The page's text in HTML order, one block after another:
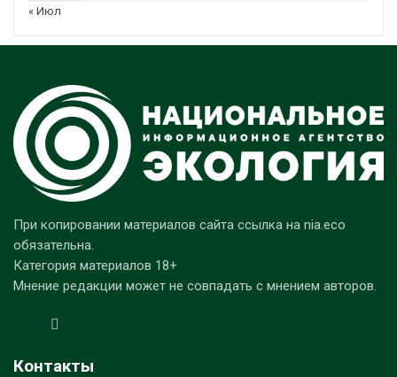
« Июл
При копировании материалов сайта ссылка на nia.eco
обязательна.
Категория материалов 18+
Мнение редакции может не совпадать с мнением авторов.
Контакты